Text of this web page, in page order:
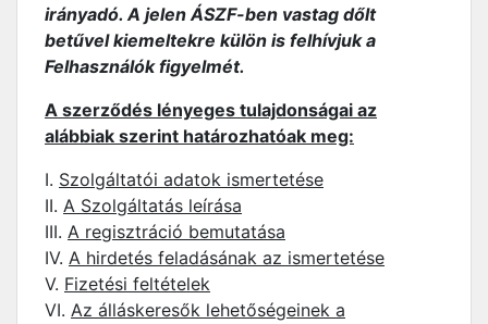
irányadó. A jelen ÁSZF-ben vastag dőlt
betűvel kiemeltekre külön is felhívjuk a
Felhasználók figyelmét.
A szerződés lényeges tulajdonságai az
alábbiak szerint határozhatóak meg:
I. Szolgáltatói adatok ismertetése
II. A Szolgáltatás leírása
III. A regisztráció bemutatása
IV. A hirdetés feladásának az ismertetése
V. Fizetési feltételek
VI. Az álláskeresők lehetőségeinek a